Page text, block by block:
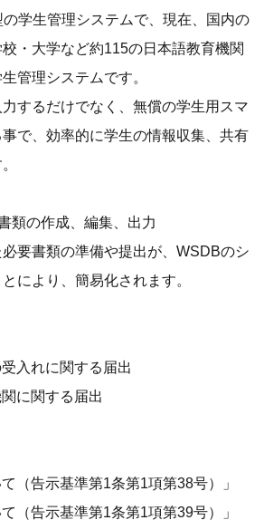
学生管理システムで、現在、国内の
・大学など約115の日本語教育機関
管理システムです。
するだけでなく、無償の学生用スマ
で、効率的に学生の情報収集、共有
類の作成、編集、出力
要書類の準備や提出が、WSDBのシ
により、簡易化されます。
入れに関する届出
に関する届出
（告示基準第1条第1項第38号）」
（告示基準第1条第1項第39号）」